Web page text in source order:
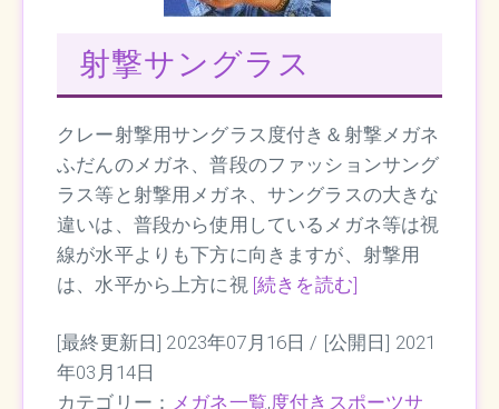
射撃サングラス
クレー射撃用サングラス度付き＆射撃メガネ
ふだんのメガネ、普段のファッションサング
ラス等と射撃用メガネ、サングラスの大きな
違いは、普段から使用しているメガネ等は視
線が水平よりも下方に向きますが、射撃用
は、水平から上方に視 [続きを読む]
[最終更新日] 2023年07月16日 / [公開日] 2021
年03月14日
カテゴリー： メガネ一覧,度付きスポーツサ